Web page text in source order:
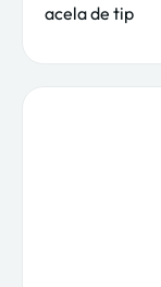
acela de tip